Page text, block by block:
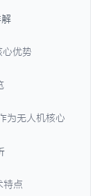
优势
为无人机核心
特点